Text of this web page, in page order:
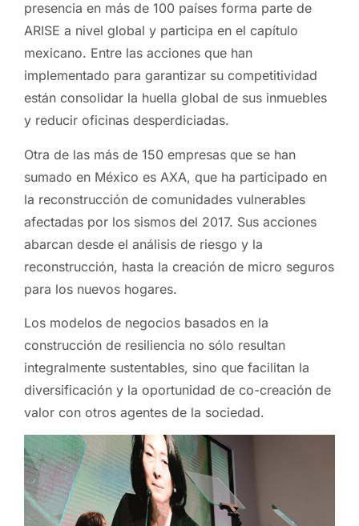
presencia en más de 100 países forma parte de
ARISE a nivel global y participa en el capítulo
mexicano. Entre las acciones que han
implementado para garantizar su competitividad
están consolidar la huella global de sus inmuebles
y reducir oficinas desperdiciadas.
Otra de las más de 150 empresas que se han
sumado en México es AXA, que ha participado en
la reconstrucción de comunidades vulnerables
afectadas por los sismos del 2017. Sus acciones
abarcan desde el análisis de riesgo y la
reconstrucción, hasta la creación de micro seguros
para los nuevos hogares.
Los modelos de negocios basados en la
construcción de resiliencia no sólo resultan
integralmente sustentables, sino que facilitan la
diversificación y la oportunidad de co-creación de
valor con otros agentes de la sociedad.